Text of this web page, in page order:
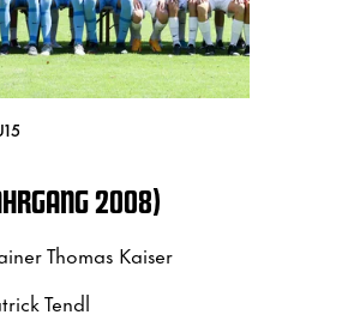
2008)
Thomas Kaiser
Tendl